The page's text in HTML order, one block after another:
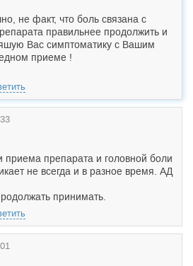
не факт, что боль связана с
правильнее продолжить и
Вас симптоматику с Вашим
приеме !
приема препарата и головной боли
не всегда и в разное время. АД
принимать.